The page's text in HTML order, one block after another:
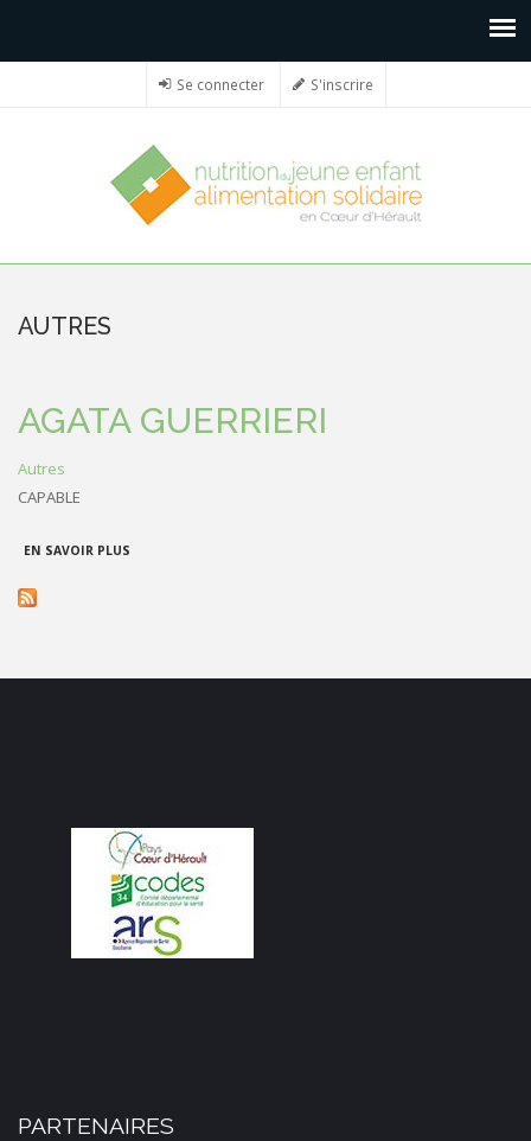
Se connecter S'inscrire
AUTRES
AGATA GUERRIERI
Autres
CAPABLE
EN SAVOIR PLUS
PARTENAIRES